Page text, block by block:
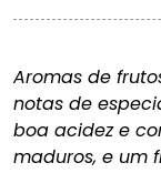
Aromas de
notas de
boa acidez e
maduros, e um